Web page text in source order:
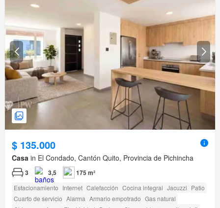
$ 135.000
Casa in El Condado, Cantón Quito, Provincia de Pichincha
3 3,5 175 m²
Estacionamiento Internet Calefacción Cocina integral Jacuzzi Patio
Cuarto de servicio Alarma Armario empotrado Gas natural